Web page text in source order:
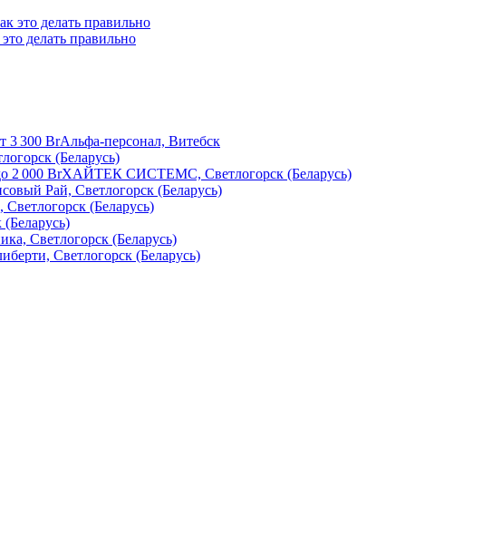
делать правильно
3 300 BrАльфа-персонал, Витебск
(Беларусь)
2 000 BrХАЙТЕК СИСТЕМС, Светлогорск (Беларусь)
Рай, Светлогорск (Беларусь)
(Беларусь)
Светлогорск (Беларусь)
Светлогорск (Беларусь)